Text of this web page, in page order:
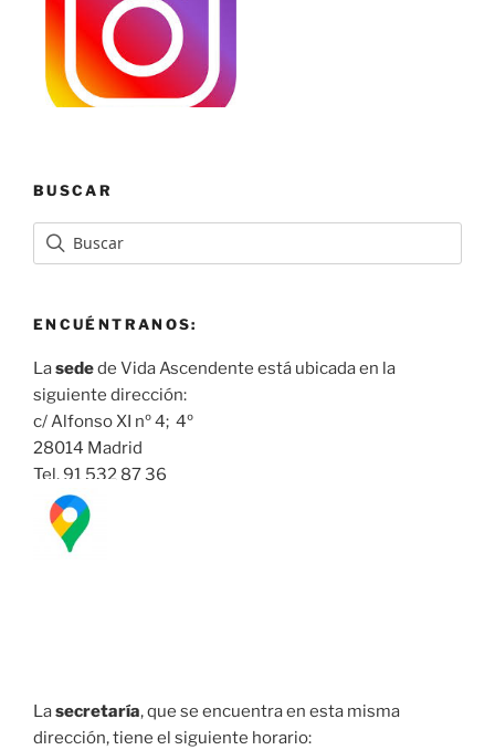
BUSCAR
ENCUÉNTRANOS:
Lasedede Vida Ascendente está ubicada en la
siguiente dirección:
c/ Alfonso XI nº 4; 4º
28014 Madrid
Tel. 91 532 87 36
Lasecretaría, que se encuentra en esta misma
dirección, tiene el siguiente horario: